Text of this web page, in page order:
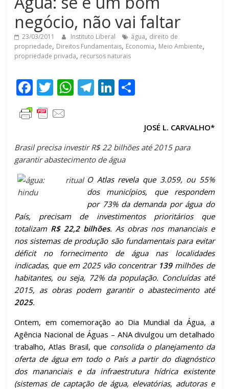
negócio, não vai faltar
23/03/2011 Instituto Liberal água, direito de
propriedade, Direitos Fundamentais, Economia, Meio Ambiente,
propriedade privada, recursos naturais
F
ac
e
o
o
k
T
w
itt
W
A
p
p
T
a
m
Li
dI
n
m
p
ar
h
ar
JOSÉ L. CARVALHO*
Brasil precisa investir R$ 22 bilhões até 2015 para
garantir abastecimento de água
O Atlas revela que 3.059, ou 55%
dos municípios, que respondem
por 73% da demanda por água do
País, precisam de investimentos prioritários que
totalizam R$ 22,2 bilhões. As obras nos mananciais e
nos sistemas de produção são fundamentais para evitar
déficit no fornecimento de água nas localidades
indicadas, que em 2025 vão concentrar 139 milhões de
habitantes, ou seja, 72% da população. Concluídas até
2015, as obras podem garantir o abastecimento até
2025.
Ontem, em comemoração ao Dia Mundial da Água, a
Agência Nacional de Águas – ANA divulgou um detalhado
trabalho, Atlas Brasil, que consolida o planejamento da
oferta de água em todo o País a partir do diagnóstico
dos mananciais e da infraestrutura hídrica existente
(sistemas de captação de água, elevatórias, adutoras e